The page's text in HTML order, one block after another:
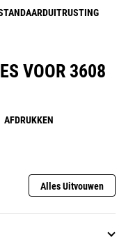
VOOR 3608
AFDRUKKEN
Alles Uitvouwen